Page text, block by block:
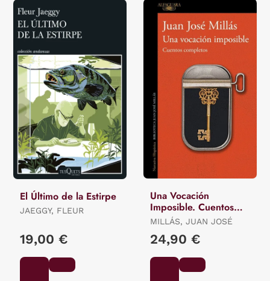
El Último de la Estirpe
JAEGGY, FLEUR
19,00 €
Una Vocación
Imposible. Cuentos
Completos
MILLÁS, JUAN JOSÉ
24,90 €